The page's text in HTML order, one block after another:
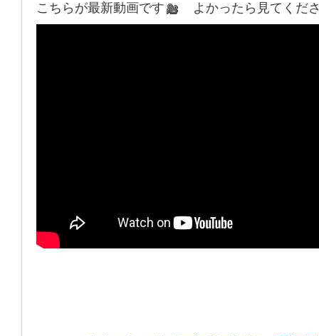
こちらが最新動画です
よかったら見てくだ